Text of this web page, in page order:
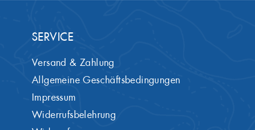
SERVICE
Versand & Zahlung
Allgemeine Geschäftsbedingungen
Impressum
Widerrufsbelehrung